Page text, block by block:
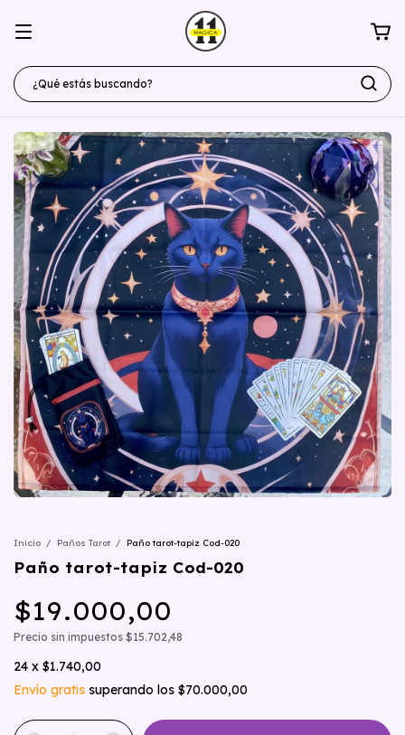
Inicio / Paños Tarot / Paño tarot-tapiz Cod-020
Paño tarot-tapiz Cod-020
$19.000,00
Precio sin impuestos $15.702,48
24 x $1.740,00
Envío gratis superando los $70.000,00